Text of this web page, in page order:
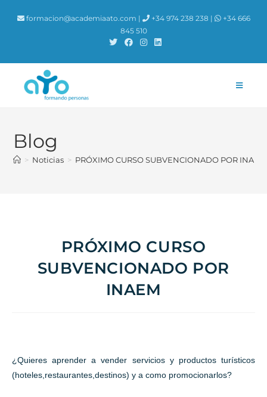
formacion@academiaato.com | +34 974 238 238 |
+34 666
845 510
Blog
> Noticias > PRÓXIMO CURSO SUBVENCIONADO POR INAEM
PRÓXIMO CURSO
SUBVENCIONADO POR
INAEM
¿Quieres aprender a vender servicios y productos turísticos
(hoteles,restaurantes,destinos) y a como promocionarlos?